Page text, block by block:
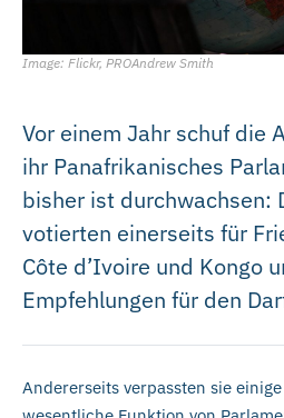
Image: Flickr, PROAndrew Smith
Vor einem Jahr schuf die
ihr Panafrikanisches
bisher ist durchwachsen:
votierten einerseits für
Côte d’Ivoire und Kongo
Empfehlungen für den
Andererseits verpassten sie